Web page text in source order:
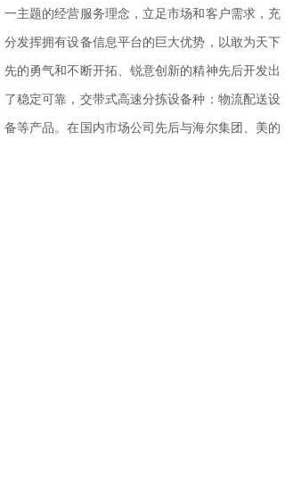
一主题的经营服务理念，立足市场和客户需求，充
分发挥拥有设备信息平台的巨大优势，以敢为天下
先的勇气和不断开拓、锐意创新的精神先后开发出
了稳定可靠，交带式高速分拣设备种：物流配送设
备等产品。在国内市场公司先后与海尔集团、美的